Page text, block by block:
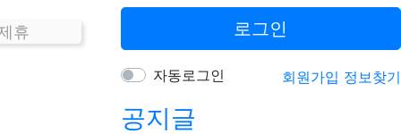
휴 로그인
자동로그인 회원가입 정보찾기
공지글